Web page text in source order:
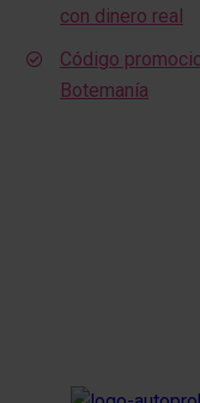
con dinero real
Código
Botemanía